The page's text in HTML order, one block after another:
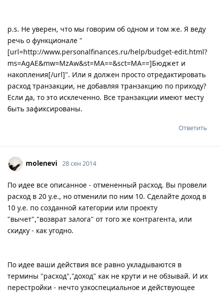
p.s. Не уверен, что мы говорим об одном и том же. Я веду
речь о функционале "
[url=http://www.personalfinances.ru/help/budget-edit.html?
ms=AgAE&mw=MzAw&st=MA==&sct=MA==]Бюджет и
накопления[/url]". Или я должен просто отредактировать
расход транзакции, не добавляя транзакцию по приходу?
Если да, то это исклеченно. Все транзакции имеют месту
быть зафиксированы.
Ответить
molenevi 28 сен 2014
По идее все описанное - отмененный расход. Вы провели
расход в 20 у.е., но отменили по ним 10. Сделайте доход в
10 у.е. по созданной категории или проекту
"вычет","возврат залога" от того же контрагента, или
скидку - как угодно.
По идее ваши действия все равно укладываются в
термины "расход","доход" как не крути и не обзывай. И их
перестройки - нечто узкоспециальное и действующее